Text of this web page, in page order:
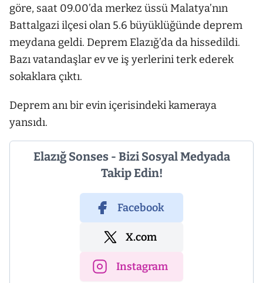
göre, saat 09.00’da merkez üssü Malatya’nın
Battalgazi ilçesi olan 5.6 büyüklüğünde deprem
meydana geldi. Deprem Elazığ’da da hissedildi.
Bazı vatandaşlar ev ve iş yerlerini terk ederek
sokaklara çıktı.
Deprem anı bir evin içerisindeki kameraya
yansıdı.
Elazığ Sonses - Bizi Sosyal Medyada
Takip Edin!
Facebook
X.com
Instagram